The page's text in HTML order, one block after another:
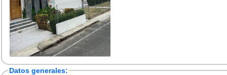
Datos generales: